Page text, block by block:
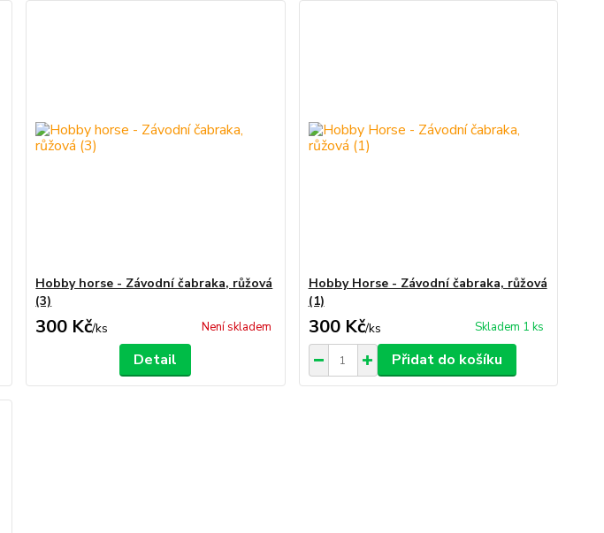
Hobby horse - Závodní čabraka, růžová
(3)
300 Kč/ks Není skladem
Detail
Hobby Horse - Závodní čabraka, růžová
(1)
300 Kč/ks Skladem 1 ks
Přidat do košíku